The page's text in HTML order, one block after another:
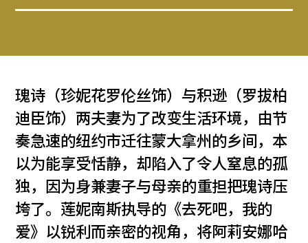
瑰诗（珍妮花罗伦丝饰）与积逊（罗拔柏
迪臣饰）两夫妻为了改变生活环境，由节
奏急速的纽约市迁往蒙大拿州的乡间，本
以为能享受恬静，却陷入了令人窒息的孤
独，因为身兼妻子与母亲的重担把瑰诗压
垮了。莲妮南斯执导的《去死吧，我的
爱》以锐利而亲密的视角，将阿莉安娜哈